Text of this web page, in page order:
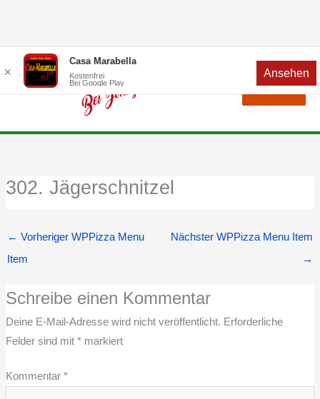
Inhalt
Menü
302. Jägerschnitzel
← Vorheriger WPPizza Menu
Item
Nächster WPPizza Menu Item
→
Schreibe einen Kommentar
Deine E-Mail-Adresse wird nicht veröffentlicht. Erforderliche
Felder sind mit *markiert
Kommentar *
✕
Casa Marabella
Kostenfrei
Bei Google Play
Ansehen